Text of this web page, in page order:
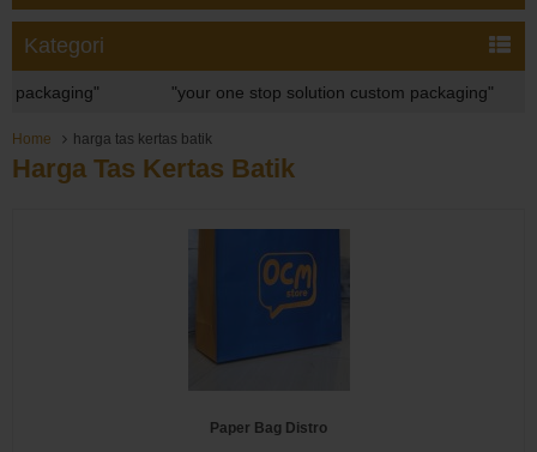
Kategori
"your one stop solution custom packaging"
Home harga tas kertas batik
Harga Tas Kertas Batik
Paper Bag Distro